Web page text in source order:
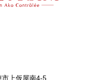
上仮屋南4-5